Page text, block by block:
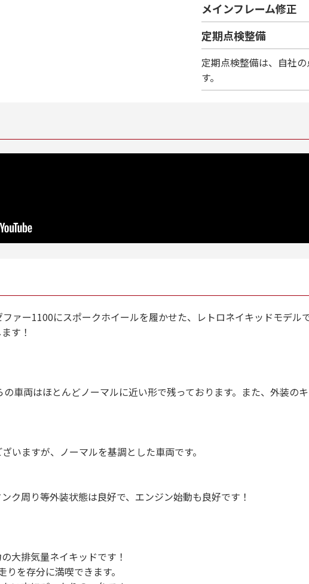
メインフレーム修正
定期点検整備
定期点検整備は、自社
す。
ァー1100にスポークホイールを履かせた、レトロネイキッドモデルで
す！
両はほとんどノーマルに近い形で残っております。また、外装の
ますが、ノーマルを基調とした車両です。
周り等外装状態は良好で、エンジン始動も良好です！
大排気量ネイキッドです！
を存分に満喫できます。
お支払総額を表示しております。
お問い合わせ・来店予約」ボタンよりお気軽にご依頼ください。